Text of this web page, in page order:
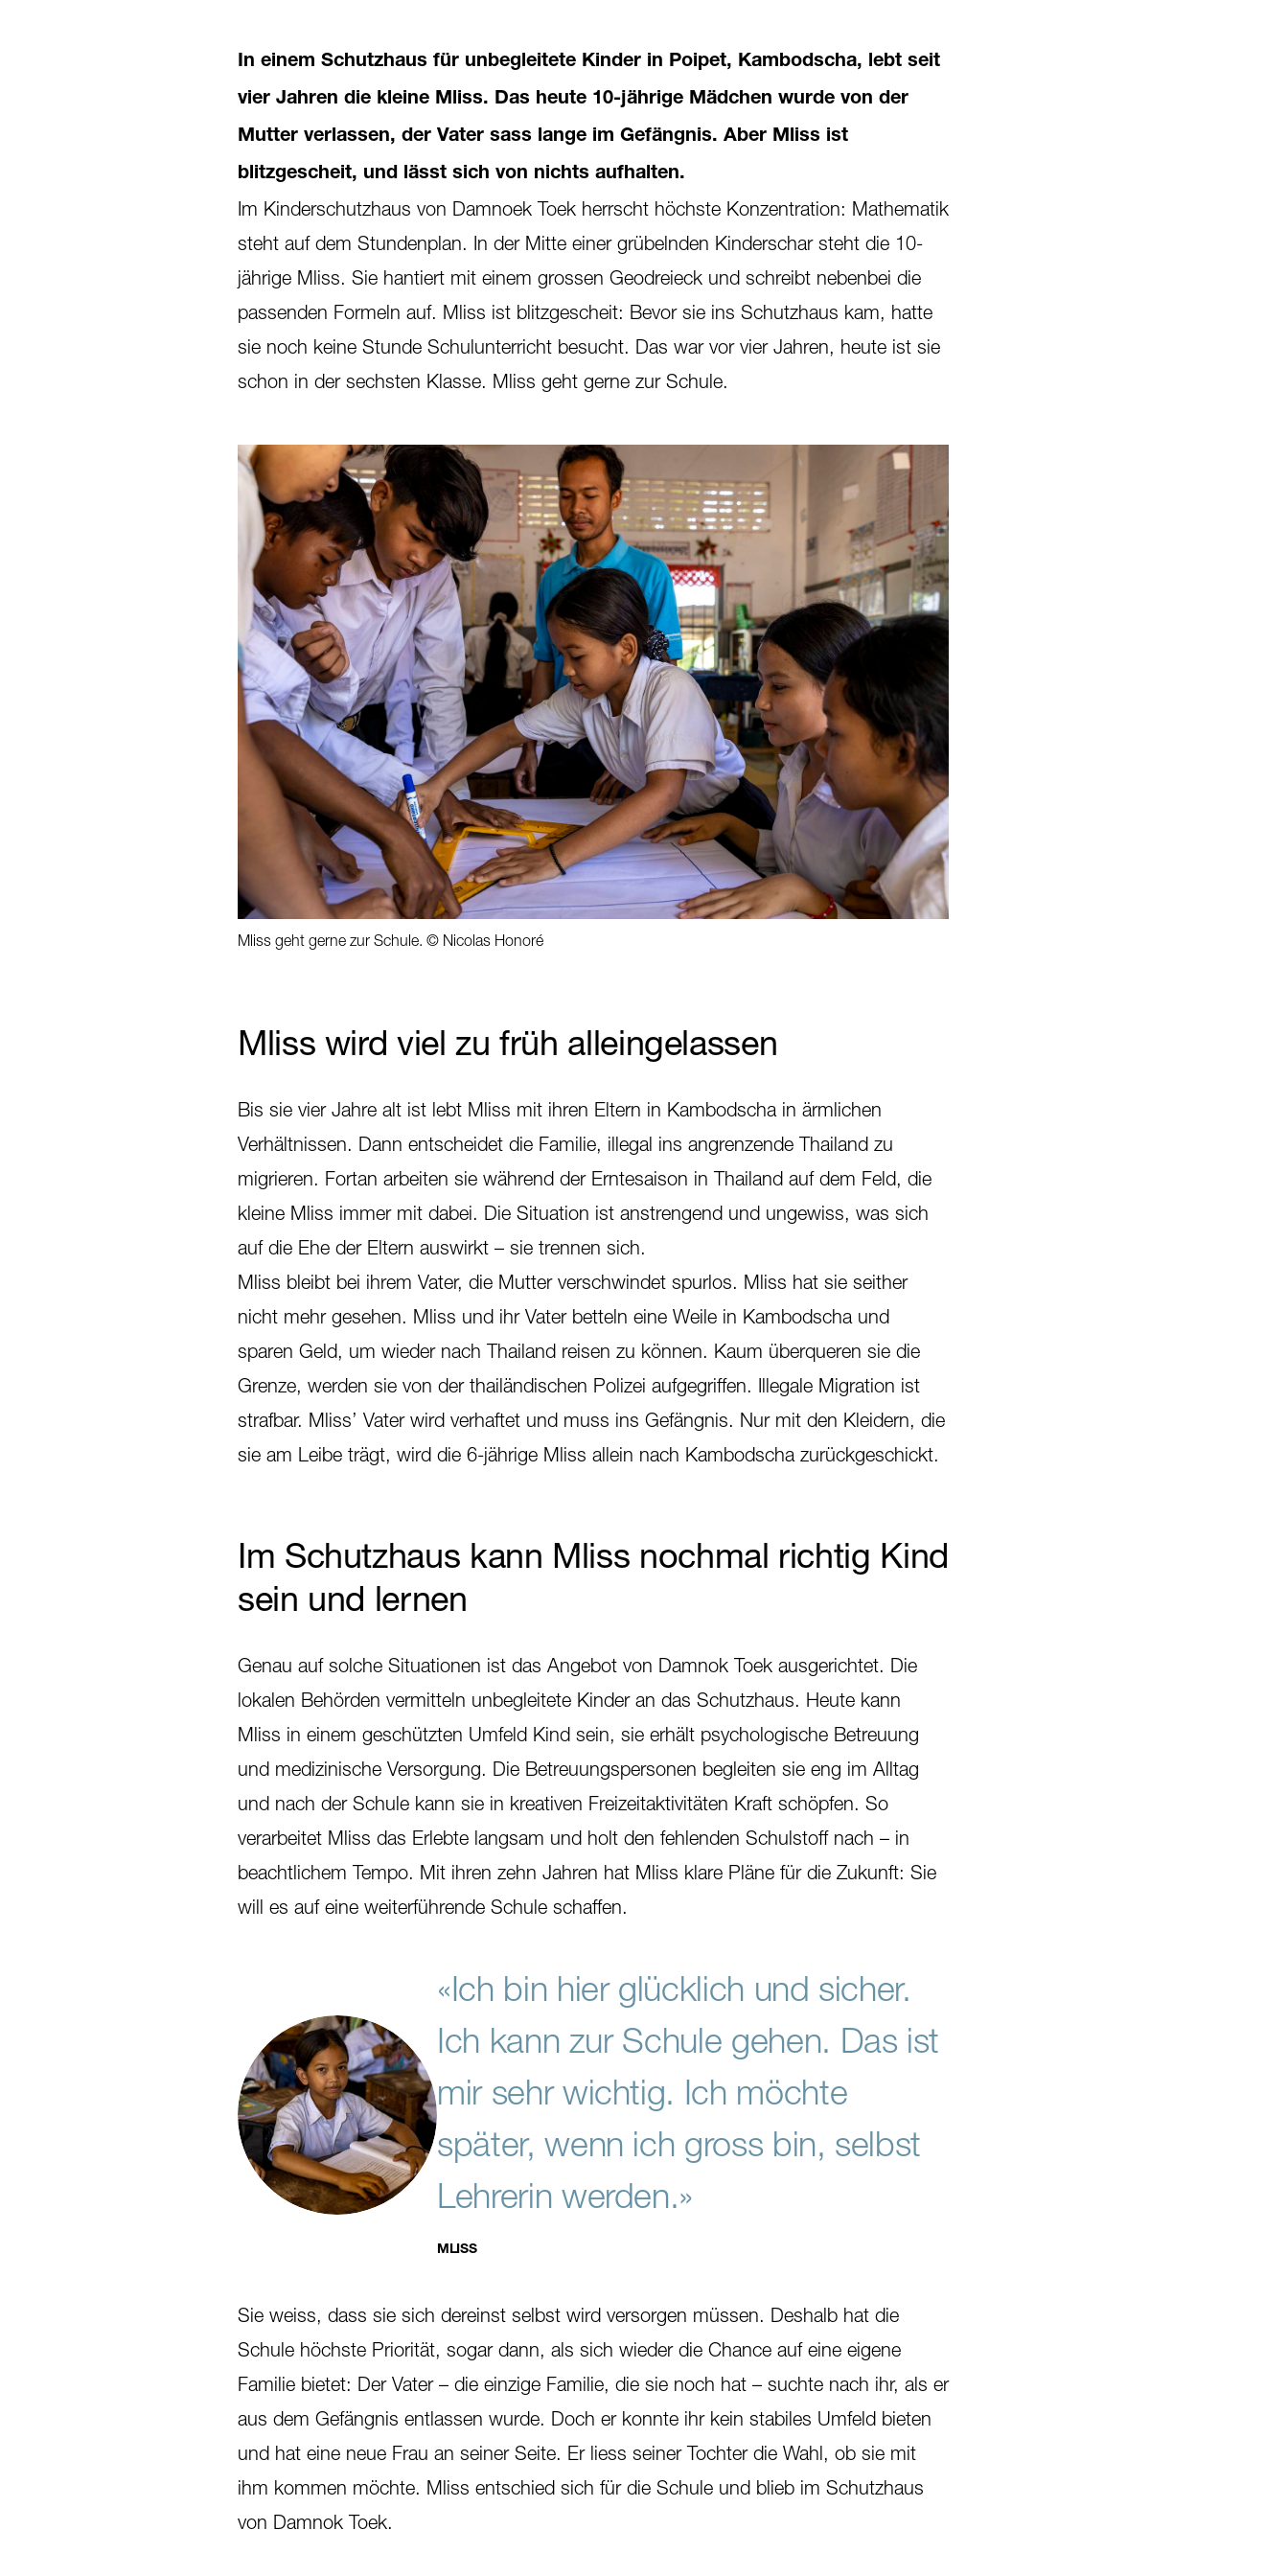
In einem Schutzhaus für unbegleitete Kinder in Poipet, Kambodscha, lebt seit
vier Jahren die kleine Mliss. Das heute 10-jährige Mädchen wurde von der
Mutter verlassen, der Vater sass lange im Gefängnis. Aber Mliss ist
blitzgescheit, und lässt sich von nichts aufhalten.
Im Kinderschutzhaus von Damnoek Toek herrscht höchste Konzentration: Mathematik
steht auf dem Stundenplan. In der Mitte einer grübelnden Kinderschar steht die 10-
jährige Mliss. Sie hantiert mit einem grossen Geodreieck und schreibt nebenbei die
passenden Formeln auf. Mliss ist blitzgescheit: Bevor sie ins Schutzhaus kam, hatte
sie noch keine Stunde Schulunterricht besucht. Das war vor vier Jahren, heute ist sie
schon in der sechsten Klasse. Mliss geht gerne zur Schule.
Mliss geht gerne zur Schule. © Nicolas Honoré
Mliss wird viel zu früh alleingelassen
Bis sie vier Jahre alt ist lebt Mliss mit ihren Eltern in Kambodscha in ärmlichen
Verhältnissen. Dann entscheidet die Familie, illegal ins angrenzende Thailand zu
migrieren. Fortan arbeiten sie während der Erntesaison in Thailand auf dem Feld, die
kleine Mliss immer mit dabei. Die Situation ist anstrengend und ungewiss, was sich
auf die Ehe der Eltern auswirkt – sie trennen sich.
Mliss bleibt bei ihrem Vater, die Mutter verschwindet spurlos. Mliss hat sie seither
nicht mehr gesehen. Mliss und ihr Vater betteln eine Weile in Kambodscha und
sparen Geld, um wieder nach Thailand reisen zu können. Kaum überqueren sie die
Grenze, werden sie von der thailändischen Polizei aufgegriffen. Illegale Migration ist
strafbar. Mliss’ Vater wird verhaftet und muss ins Gefängnis. Nur mit den Kleidern, die
sie am Leibe trägt, wird die 6-jährige Mliss allein nach Kambodscha zurückgeschickt.
Im Schutzhaus kann Mliss nochmal richtig Kind
sein und lernen
Genau auf solche Situationen ist das Angebot von Damnok Toek ausgerichtet. Die
lokalen Behörden vermitteln unbegleitete Kinder an das Schutzhaus. Heute kann
Mliss in einem geschützten Umfeld Kind sein, sie erhält psychologische Betreuung
und medizinische Versorgung. Die Betreuungspersonen begleiten sie eng im Alltag
und nach der Schule kann sie in kreativen Freizeitaktivitäten Kraft schöpfen. So
verarbeitet Mliss das Erlebte langsam und holt den fehlenden Schulstoff nach – in
beachtlichem Tempo. Mit ihren zehn Jahren hat Mliss klare Pläne für die Zukunft: Sie
will es auf eine weiterführende Schule schaffen.
«Ich bin hier glücklich und sicher.
Ich kann zur Schule gehen. Das ist
mir sehr wichtig. Ich möchte
später, wenn ich gross bin, selbst
Lehrerin werden.»
MLISS
Sie weiss, dass sie sich dereinst selbst wird versorgen müssen. Deshalb hat die
Schule höchste Priorität, sogar dann, als sich wieder die Chance auf eine eigene
Familie bietet: Der Vater – die einzige Familie, die sie noch hat – suchte nach ihr, als er
aus dem Gefängnis entlassen wurde. Doch er konnte ihr kein stabiles Umfeld bieten
und hat eine neue Frau an seiner Seite. Er liess seiner Tochter die Wahl, ob sie mit
ihm kommen möchte. Mliss entschied sich für die Schule und blieb im Schutzhaus
von Damnok Toek.